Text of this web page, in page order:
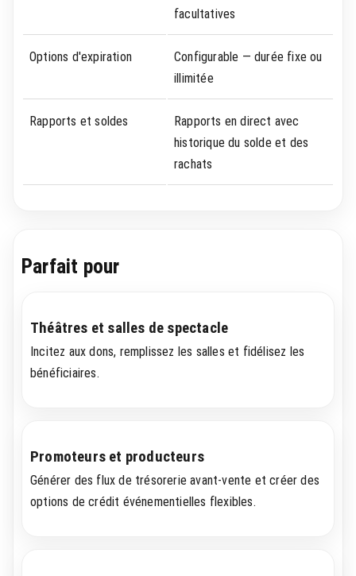
facultatives
Options d'expiration
Configurable — durée fixe ou
illimitée
Rapports et soldes
Rapports en direct avec
historique du solde et des
rachats
Parfait pour
Théâtres et salles de spectacle
Incitez aux dons, remplissez les salles et fidélisez les
bénéficiaires.
Promoteurs et producteurs
Générer des flux de trésorerie avant-vente et créer des
options de crédit événementielles flexibles.